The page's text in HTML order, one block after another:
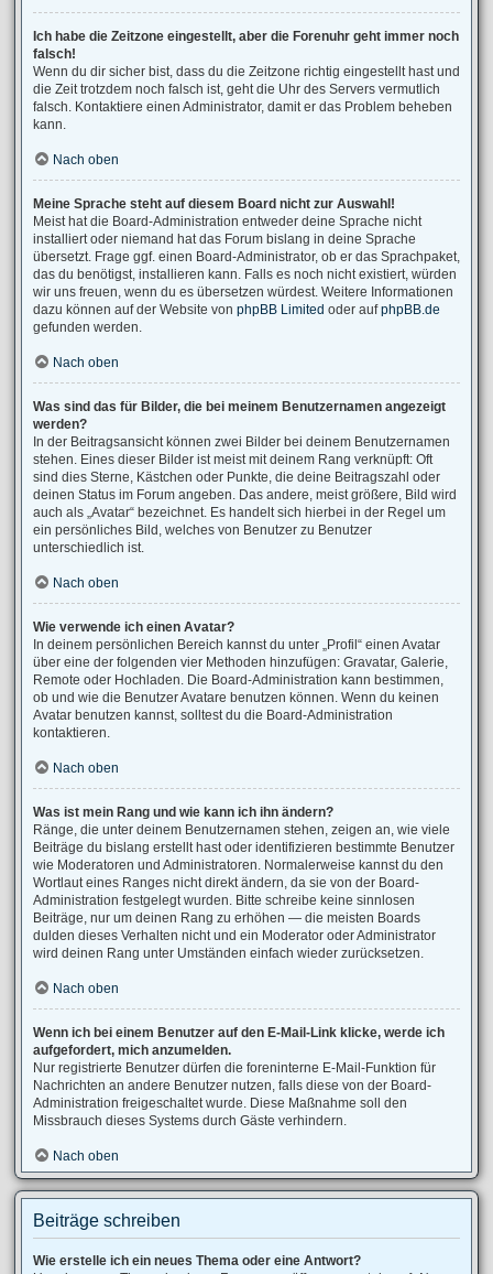
Ich habe die Zeitzone eingestellt, aber die Forenuhr geht immer noch
falsch!
Wenn du dir sicher bist, dass du die Zeitzone richtig eingestellt hast und
die Zeit trotzdem noch falsch ist, geht die Uhr des Servers vermutlich
falsch. Kontaktiere einen Administrator, damit er das Problem beheben
kann.
Nach oben
Meine Sprache steht auf diesem Board nicht zur Auswahl!
Meist hat die Board-Administration entweder deine Sprache nicht
installiert oder niemand hat das Forum bislang in deine Sprache
übersetzt. Frage ggf. einen Board-Administrator, ob er das Sprachpaket,
das du benötigst, installieren kann. Falls es noch nicht existiert, würden
wir uns freuen, wenn du es übersetzen würdest. Weitere Informationen
dazu können auf der Website von phpBB Limited oder aufphpBB.de
gefunden werden.
Nach oben
Was sind das für Bilder, die bei meinem Benutzernamen angezeigt
werden?
In der Beitragsansicht können zwei Bilder bei deinem Benutzernamen
stehen. Eines dieser Bilder ist meist mit deinem Rang verknüpft: Oft
sind dies Sterne, Kästchen oder Punkte, die deine Beitragszahl oder
deinen Status im Forum angeben. Das andere, meist größere, Bild wird
auch als „Avatar“ bezeichnet. Es handelt sich hierbei in der Regel um
ein persönliches Bild, welches von Benutzer zu Benutzer
unterschiedlich ist.
Nach oben
Wie verwende ich einen Avatar?
In deinem persönlichen Bereich kannst du unter „Profil“ einen Avatar
über eine der folgenden vier Methoden hinzufügen: Gravatar, Galerie,
Remote oder Hochladen. Die Board-Administration kann bestimmen,
ob und wie die Benutzer Avatare benutzen können. Wenn du keinen
Avatar benutzen kannst, solltest du die Board-Administration
kontaktieren.
Nach oben
Was ist mein Rang und wie kann ich ihn ändern?
Ränge, die unter deinem Benutzernamen stehen, zeigen an, wie viele
Beiträge du bislang erstellt hast oder identifizieren bestimmte Benutzer
wie Moderatoren und Administratoren. Normalerweise kannst du den
Wortlaut eines Ranges nicht direkt ändern, da sie von der Board-
Administration festgelegt wurden. Bitte schreibe keine sinnlosen
Beiträge, nur um deinen Rang zu erhöhen — die meisten Boards
dulden dieses Verhalten nicht und ein Moderator oder Administrator
wird deinen Rang unter Umständen einfach wieder zurücksetzen.
Nach oben
Wenn ich bei einem Benutzer auf den E-Mail-Link klicke, werde ich
aufgefordert, mich anzumelden.
Nur registrierte Benutzer dürfen die foreninterne E-Mail-Funktion für
Nachrichten an andere Benutzer nutzen, falls diese von der Board-
Administration freigeschaltet wurde. Diese Maßnahme soll den
Missbrauch dieses Systems durch Gäste verhindern.
Nach oben
Beiträge schreiben
Wie erstelle ich ein neues Thema oder eine Antwort?